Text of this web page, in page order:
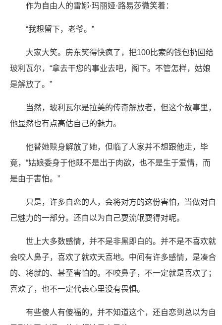
作为自由人的雷娜·玛丽娅·路易莎微笑着：
“我想留下，老爷。”
大家大笑。房东笑得快疯了，把100比索的钱包扔回给
玻利瓦尔，“拿去干您的事业去吧，阁下。不管怎样，姑娘
是解放了。”
当然，玻利瓦尔是拉美的传奇解放者，但这个故事里，
他显然也有点高估自己的魅力。
他替她赎身解放了她，但临了人家并不想跟他走，毕
竟，“姑娘委身于他既不是出于肉欲，也不是生于爱情，而
是由于害怕。”
只是，许多自恋的人，会将对方的这份害怕，当做对自
己魅力的一部分。还自以为自己耍流氓耍得对呢。
世上大多数感情，并不是非黑即白的。并不是不喜欢就
会咬人鼻子，喜欢了就欢天喜地。中间有许多感情，是凑合
的、将就的、甚至害怕的。不咬鼻子，不一定就是喜欢了；
喜欢了，也不一定代表心里没有畏惧。
有些傻人有傻福的，并不知道这个，还自恋到总以为自